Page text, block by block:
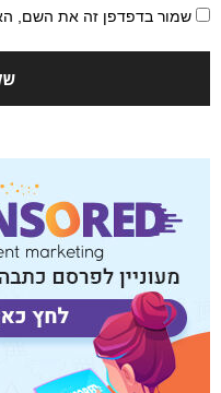
שמור בדפדפן זה את השם,